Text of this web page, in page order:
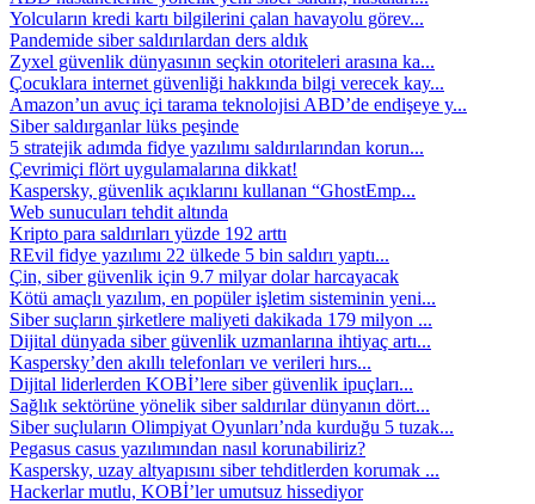
Yolcuların kredi kartı bilgilerini çalan havayolu görev...
Pandemide siber saldırılardan ders aldık
Zyxel güvenlik dünyasının seçkin otoriteleri arasına ka...
Çocuklara internet güvenliği hakkında bilgi verecek kay...
Amazon’un avuç içi tarama teknolojisi ABD’de endişeye y...
Siber saldırganlar lüks peşinde
5 stratejik adımda fidye yazılımı saldırılarından korun...
Çevrimiçi flört uygulamalarına dikkat!
Kaspersky, güvenlik açıklarını kullanan “GhostEmp...
Web sunucuları tehdit altında
Kripto para saldırıları yüzde 192 arttı
REvil fidye yazılımı 22 ülkede 5 bin saldırı yaptı...
Çin, siber güvenlik için 9.7 milyar dolar harcayacak
Kötü amaçlı yazılım, en popüler işletim sisteminin yeni...
Siber suçların şirketlere maliyeti dakikada 179 milyon ...
Dijital dünyada siber güvenlik uzmanlarına ihtiyaç artı...
Kaspersky’den akıllı telefonları ve verileri hırs...
Dijital liderlerden KOBİ’lere siber güvenlik ipuçları...
Sağlık sektörüne yönelik siber saldırılar dünyanın dört...
Siber suçluların Olimpiyat Oyunları’nda kurduğu 5 tuzak...
Pegasus casus yazılımından nasıl korunabiliriz?
Kaspersky, uzay altyapısını siber tehditlerden korumak ...
Hackerlar mutlu, KOBİ’ler umutsuz hissediyor